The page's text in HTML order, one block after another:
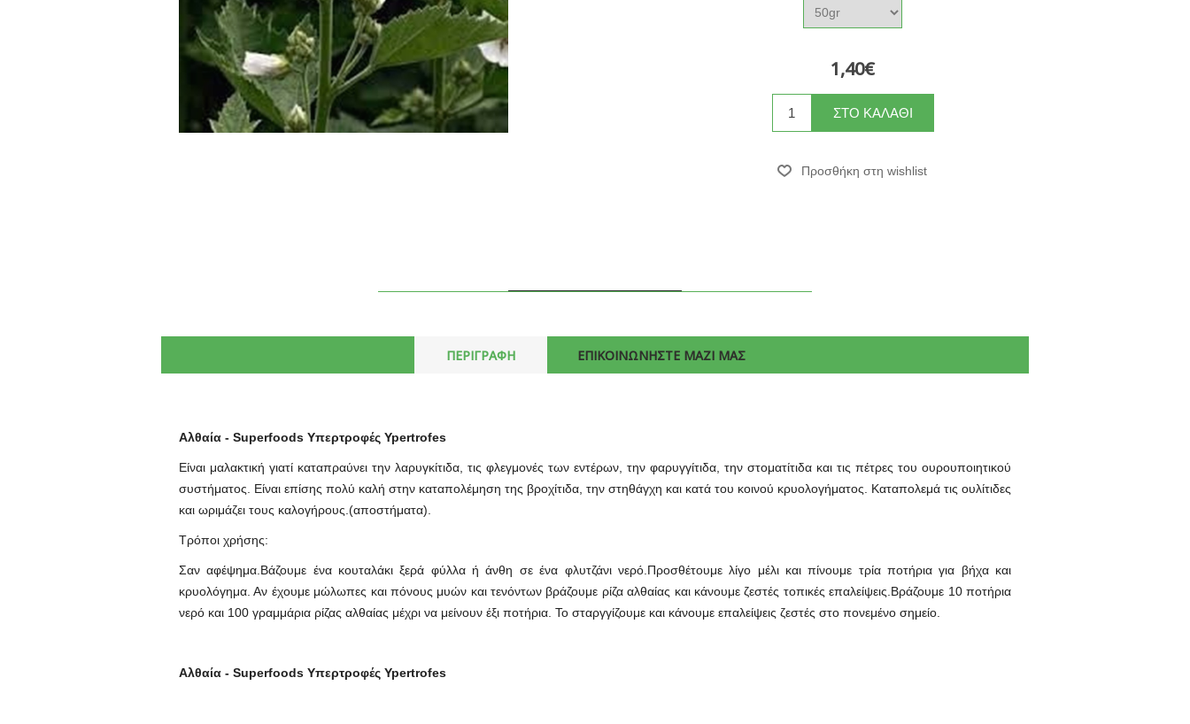
1,40€
ΠΕΡΙΓΡΑΦΗ ΕΠΙΚΟΙΝΩΝΗΣΤΕ ΜΑΖΙ ΜΑΣ
Αλθαία - Superfoods Υπερτροφές Ypertrofes
Είναι μαλακτική γιατί καταπραύνει την λαρυγκίτιδα, τις φλεγμονές των εντέρων, την φαρυγγίτιδα, την στοματίτιδα και τις πέτρες του ουρουποιητικού
συστήματος. Είναι επίσης πολύ καλή στην καταπολέμηση της βροχίτιδα, την στηθάγχη και κατά του κοινού κρυολογήματος. Καταπολεμά τις ουλίτιδες
και ωριμάζει τους καλογήρους.(αποστήματα).
Τρόποι χρήσης:
Σαν αφέψημα.Βάζουμε ένα κουταλάκι ξερά φύλλα ή άνθη σε ένα φλυτζάνι νερό.Προσθέτουμε λίγο μέλι και πίνουμε τρία ποτήρια για βήχα και
κρυολόγημα. Αν έχουμε μώλωπες και πόνους μυών και τενόντων βράζουμε ρίζα αλθαίας και κάνουμε ζεστές τοπικές επαλείψεις.Βράζουμε 10 ποτήρια
νερό και 100 γραμμάρια ρίζας αλθαίας μέχρι να μείνουν έξι ποτήρια. Το σταργγίζουμε και κάνουμε επαλείψεις ζεστές στο πονεμένο σημείο.
Αλθαία - Superfoods Υπερτροφές Ypertrofes